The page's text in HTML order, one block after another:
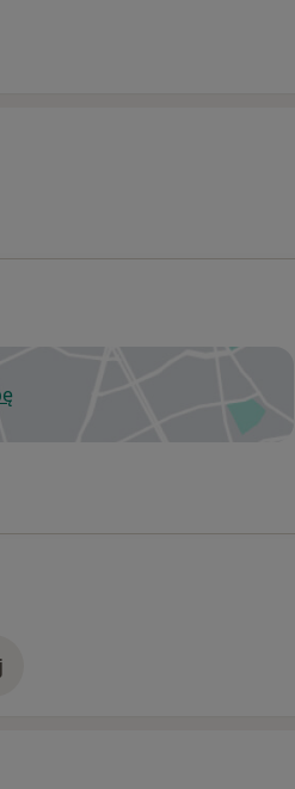
się w nowej karcie